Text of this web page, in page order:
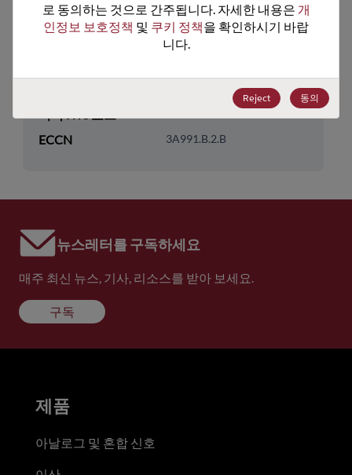
기술 카테고리 Memory & Storage
DRAM & SRAM
기술 그룹 SRAM
ECCN 3A991.B.2.B
뉴스레터를 구독하세요
매주 최신 뉴스, 기사, 리소스를 받아 보세요.
구독
로 동의하는 것으로 간주됩니다. 자세한 내용은 개
인정보 보호정책 및 쿠키 정책을 확인하시기 바랍
니다.
Reject 동의
제품
아날로그 및 혼합 신호